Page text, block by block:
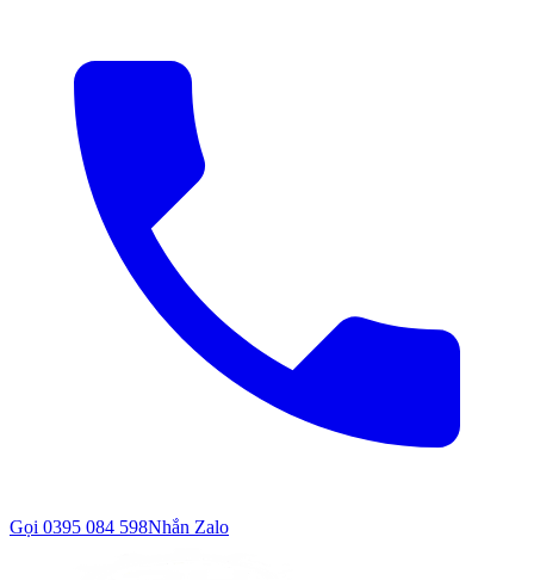
Gọi 0395 084 598Nhắn Zalo